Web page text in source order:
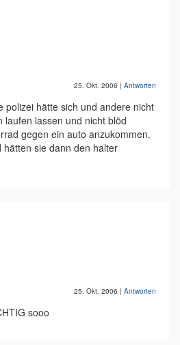
25. Okt. 2006 | Antworten
polizei hätte sich und andere nicht
laufen lassen und nicht blöd
gegen ein auto anzukommen.
sie dann den halter
25. Okt. 2006 | Antworten
sooo